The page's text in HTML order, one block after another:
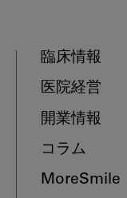
臨床情報
医院経営
開業情報
コラム
MoreSmile